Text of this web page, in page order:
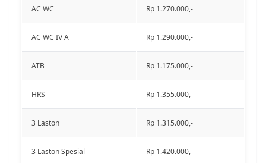
AC WC Rp 1.270.000,-
AC WC IV A Rp 1.290.000,-
ATB Rp 1.175.000,-
HRS Rp 1.355.000,-
3 Laston Rp 1.315.000,-
3 Laston Spesial Rp 1.420.000,-